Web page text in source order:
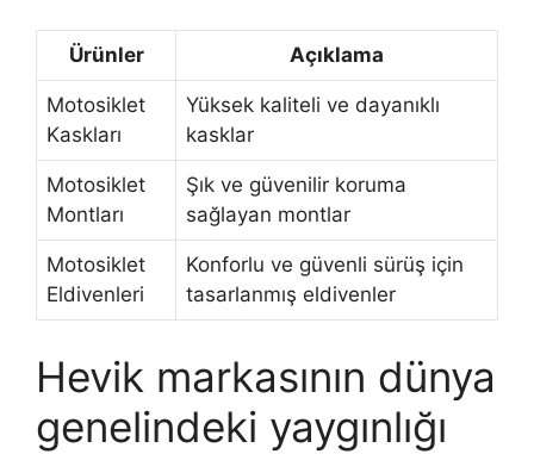
Ürünler Açıklama
Motosiklet
Kaskları
Yüksek kaliteli ve dayanıklı
kasklar
Motosiklet
Montları
Şık ve güvenilir koruma
sağlayan montlar
Motosiklet
Eldivenleri
Konforlu ve güvenli sürüş için
tasarlanmış eldivenler
Hevik markasının dünya
genelindeki yaygınlığı